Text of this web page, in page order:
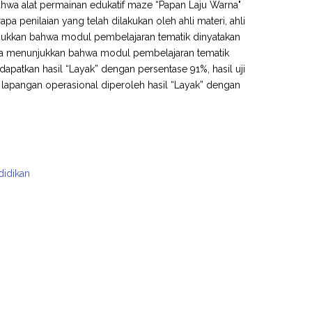
alat permainan edukatif maze “Papan Laju Warna"
penilaian yang telah dilakukan oleh ahli materi, ahli
bahwa modul pembelajaran tematik dinyatakan
menunjukkan bahwa modul pembelajaran tematik
hasil “Layak” dengan persentase 91%, hasil uji
operasional diperoleh hasil “Layak” dengan